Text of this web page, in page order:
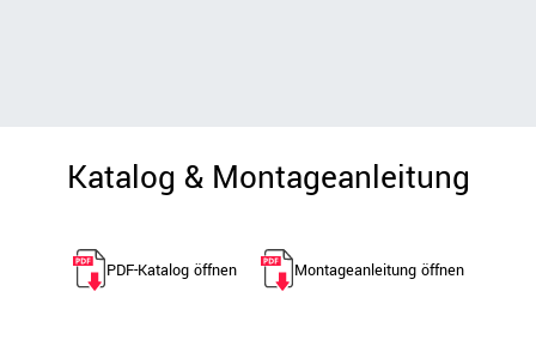
Katalog & Montageanleitung
PDF-Katalog öffnen Montageanleitung öffnen